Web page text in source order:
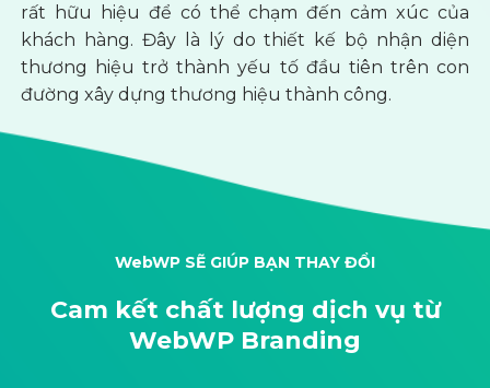
rất hữu hiệu để có thể chạm đến cảm xúc của
khách hàng. Đây là lý do thiết kế bộ nhận diện
thương hiệu trở thành yếu tố đầu tiên trên con
đường xây dựng thương hiệu thành công.
WebWP SẼ GIÚP BẠN THAY ĐỔI
Cam kết chất lượng dịch vụ từ
WebWP Branding